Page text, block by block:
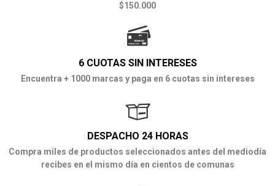
$150.000
6 CUOTAS SIN INTERESES
Encuentra + 1000 marcas y paga en 6 cuotas sin intereses
DESPACHO 24 HORAS
Compra miles de productos seleccionados antes del mediodía
recibes en el mismo día en cientos de comunas